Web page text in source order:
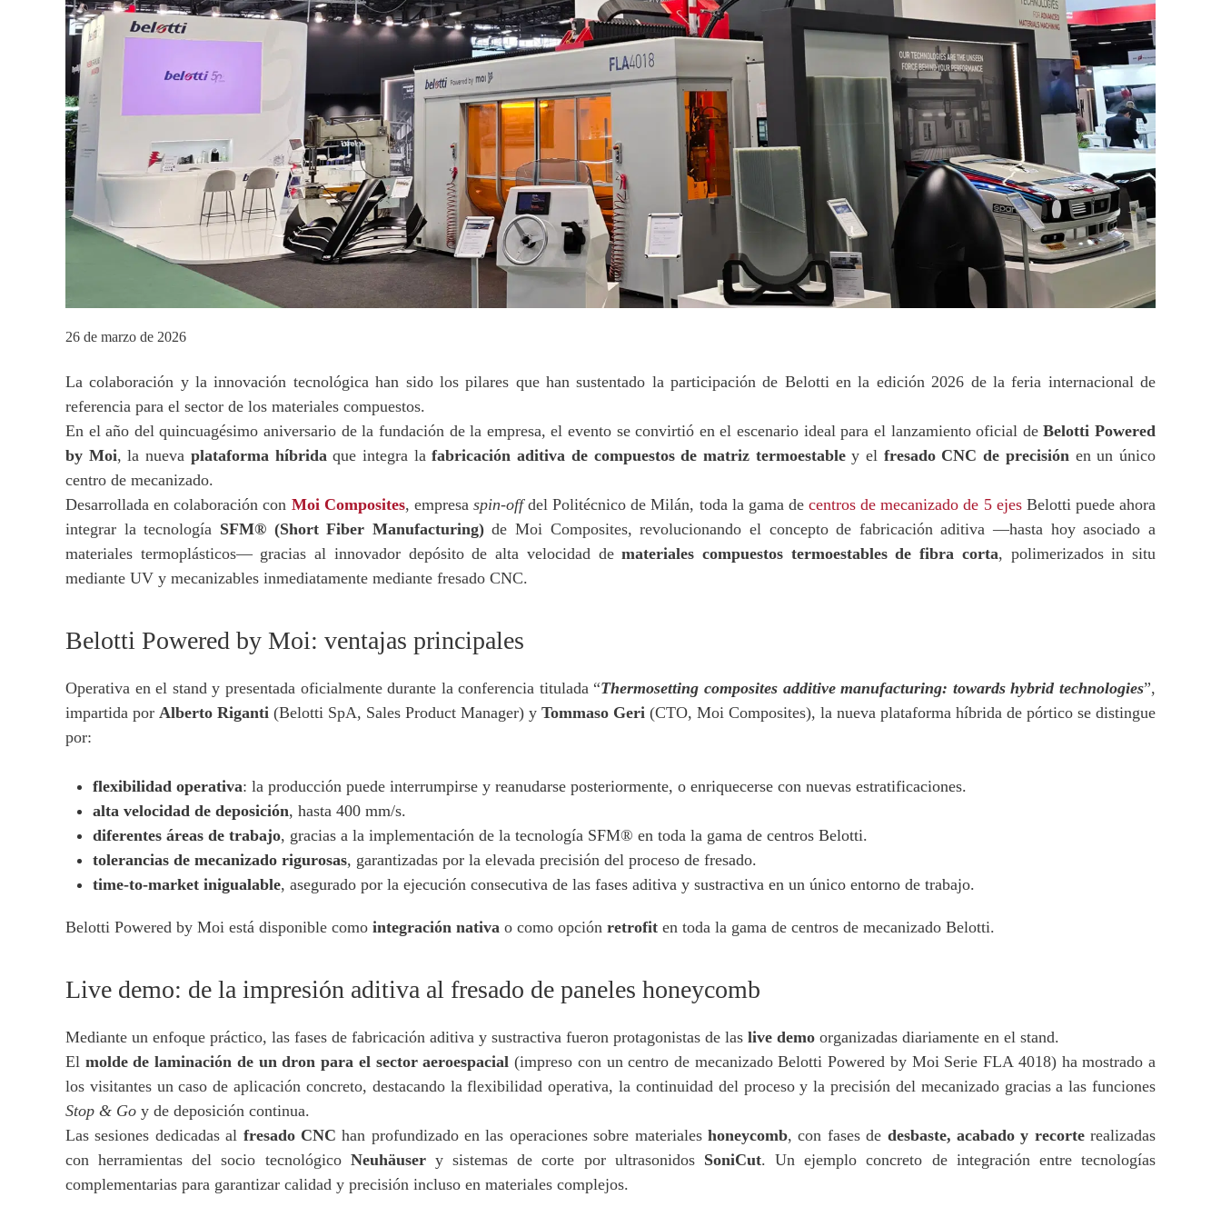
26 de marzo de 2026
La colaboración y la innovación tecnológica han sido los pilares que han sustentado la participación de Belotti en la edición 2026 de la feria internacional de
referencia para el sector de los materiales compuestos.
En el año del quincuagésimo aniversario de la fundación de la empresa, el evento se convirtió en el escenario ideal para el lanzamiento oficial deBelotti Powered
by Moi, la nueva plataforma híbridaque integra lafabricación aditiva de compuestos de matriz termoestabley el fresado CNC de precisiónen un único
centro de mecanizado.
Desarrollada en colaboración con Moi Composites, empresaspin-offdel Politécnico de Milán, toda la gama de centros de mecanizado de 5 ejesBelotti puede ahora
integrar la tecnología SFM® (Short Fiber Manufacturing)de Moi Composites, revolucionando el concepto de fabricación aditiva —hasta hoy asociado a
materiales termoplásticos— gracias al innovador depósito de alta velocidad demateriales compuestos termoestables de fibra corta, polimerizados in situ
mediante UV y mecanizables inmediatamente mediante fresado CNC.
Belotti Powered by Moi: ventajas principales
Operativa en el stand y presentada oficialmente durante la conferencia titulada “Thermosetting composites additive manufacturing: towards hybrid technologies”,
impartida por Alberto Riganti (Belotti SpA, Sales Product Manager) y Tommaso Geri (CTO, Moi Composites), la nueva plataforma híbrida de pórtico se distingue
por:
flexibilidad operativa: la producción puede interrumpirse y reanudarse posteriormente, o enriquecerse con nuevas estratificaciones.
alta velocidad de deposición, hasta 400 mm/s.
diferentes áreas de trabajo, gracias a la implementación de la tecnología SFM® en toda la gama de centros Belotti.
tolerancias de mecanizado rigurosas, garantizadas por la elevada precisión del proceso de fresado.
time-to-market inigualable, asegurado por la ejecución consecutiva de las fases aditiva y sustractiva en un único entorno de trabajo.
Belotti Powered by Moi está disponible como integración nativa o como opción retrofit en toda la gama de centros de mecanizado Belotti.
Live demo: de la impresión aditiva al fresado de paneles honeycomb
Mediante un enfoque práctico, las fases de fabricación aditiva y sustractiva fueron protagonistas de las live demo organizadas diariamente en el stand.
El molde de laminación de un dron para el sector aeroespacial (impreso con un centro de mecanizado Belotti Powered by Moi Serie FLA 4018) ha mostrado a
los visitantes un caso de aplicación concreto, destacando la flexibilidad operativa, la continuidad del proceso y la precisión del mecanizado gracias a las funciones
Stop & Go y de deposición continua.
Las sesiones dedicadas al fresado CNC han profundizado en las operaciones sobre materiales honeycomb, con fases de desbaste, acabado y recorterealizadas
con herramientas del socio tecnológico Neuhäusery sistemas de corte por ultrasonidos SoniCut. Un ejemplo concreto de integración entre tecnologías
complementarias para garantizar calidad y precisión incluso en materiales complejos.